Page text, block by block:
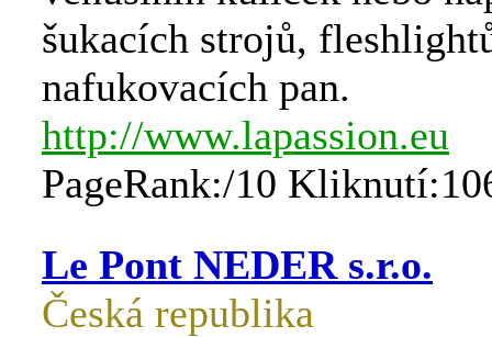
šukacích strojů,
nafukovacích pan.
http://www.lapassion.eu
PageRank:/10
Le Pont NEDER s.r.o.
Česká republika